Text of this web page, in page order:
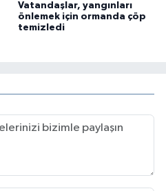
Vatandaşlar, yangınları
önlemek için ormanda çöp
temizledi